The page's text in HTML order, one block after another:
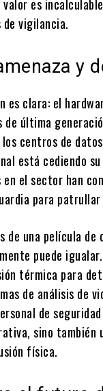
es
de vigilancia.
y
clara: el
de última
centros de
está cediendo
el sector han
para
de una película
puede
térmica para
de análisis de
de
sino también
física.